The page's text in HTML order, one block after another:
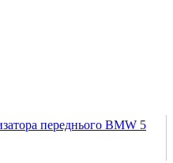
переднього BMW 5